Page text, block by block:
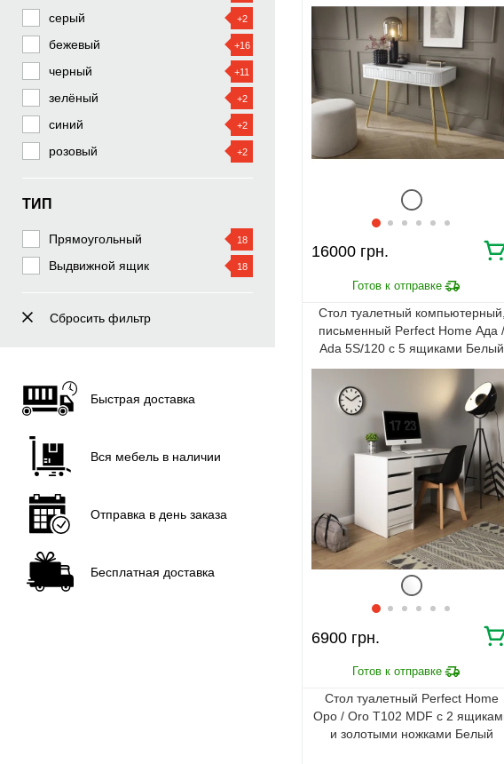
16000
Стол туалетный компьютерный,
письменный Perfect Home Ада /
Ada 5S/120 с 5 ящиками Белый
глянец
6900
Стол туалетный Perfect Home
Оро / Oro T102 MDF с 2
и золотыми ножками Белый
Хмельницкий
Черновцы
Ровно
Кропивницкий
Ивано-Франковск
Тернополь
Ужгород
серый +2
бежевый +16
черный +11
зелёный +2
синий +2
розовый +2
ТИП
Прямоугольный 18
Выдвижной ящик 18
Сбросить фильтр
Быстрая доставка
Вся мебель в наличии
Отправка в день заказа
Бесплатная доставка